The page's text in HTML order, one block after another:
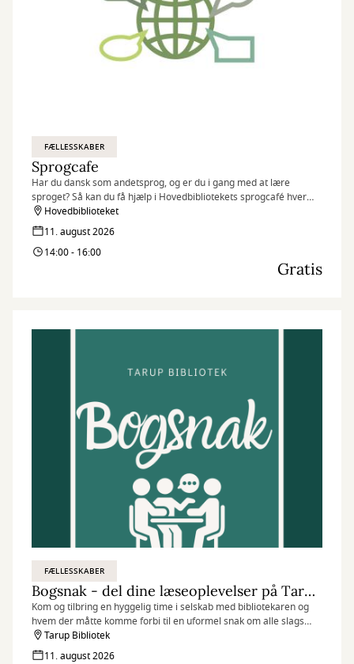
FÆLLESSKABER
Sprogcafe
Har du dansk som andetsprog, og er du i gang med at lære
sproget? Så kan du få hjælp i Hovedbibliotekets sprogcafé hver
tirsdag fra 14:00-16:00.
Hovedbiblioteket
11. august 2026
14:00 - 16:00
Gratis
FÆLLESSKABER
Bogsnak - del dine læseoplevelser på Tarup Bibliotek
Kom og tilbring en hyggelig time i selskab med bibliotekaren og
hvem der måtte komme forbi til en uformel snak om alle slags
læseoplevelser.
Tarup Bibliotek
11. august 2026